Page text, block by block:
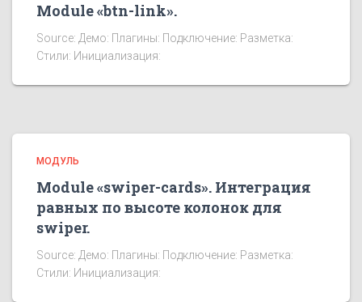
Module «btn-link».
Source: Демо: Плагины: Подключение: Разметка:
Стили: Инициализация:
МОДУЛЬ
Module «swiper-cards». Интеграция
равных по высоте колонок для
swiper.
Source: Демо: Плагины: Подключение: Разметка:
Стили: Инициализация: